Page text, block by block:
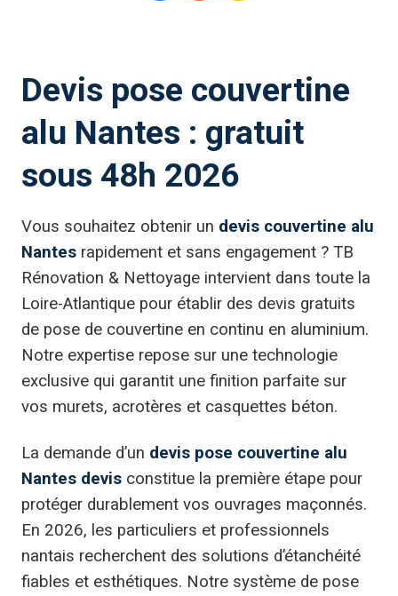
Devis pose couvertine
alu Nantes : gratuit
sous 48h 2026
Vous souhaitez obtenir un devis couvertine alu
Nantes rapidement et sans engagement ? TB
Rénovation & Nettoyage intervient dans toute la
Loire-Atlantique pour établir des devis gratuits
de pose de couvertine en continu en aluminium.
Notre expertise repose sur une technologie
exclusive qui garantit une finition parfaite sur
vos murets, acrotères et casquettes béton.
La demande d’un devis pose couvertine alu
Nantes devis constitue la première étape pour
protéger durablement vos ouvrages maçonnés.
En 2026, les particuliers et professionnels
nantais recherchent des solutions d’étanchéité
fiables et esthétiques. Notre système de pose